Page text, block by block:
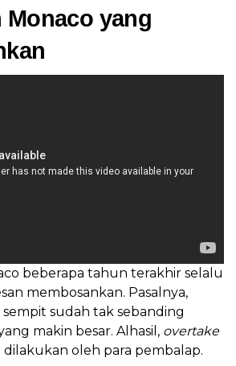
Monaco yang
beberapa tahun terakhir selalu
membosankan. Pasalnya,
sudah tak sebanding
makin besar. Alhasil, overtake
oleh para pembalap.